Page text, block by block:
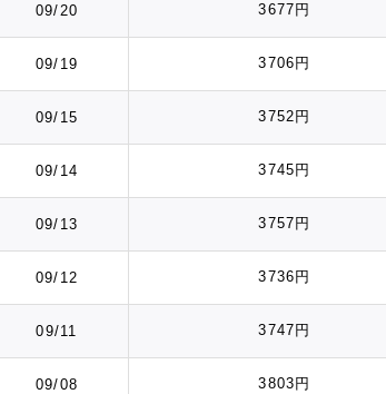
09/20 3677円
09/19 3706円
09/15 3752円
09/14 3745円
09/13 3757円
09/12 3736円
09/11 3747円
09/08 3803円